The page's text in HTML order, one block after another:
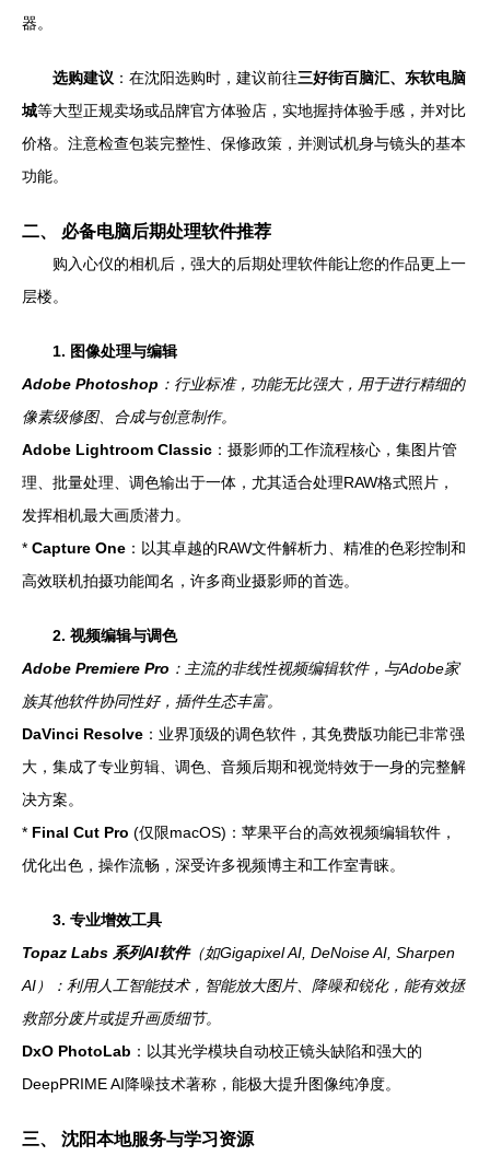
器。
选购建议 ：在沈阳选购时，建议前往三好街百脑汇、东软电脑
城等大型正规卖场或品牌官方体验店，实地握持体验手感，并对比
价格。注意检查包装完整性、保修政策，并测试机身与镜头的基本
功能。
二、 必备电脑后期处理软件推荐
购入心仪的相机后，强大的后期处理软件能让您的作品更上一
层楼。
1. 图像处理与编辑
Adobe Photoshop ：行业标准，功能无比强大，用于进行精细的
像素级修图、合成与创意制作。
Adobe Lightroom Classic ：摄影师的工作流程核心，集图片管
理、批量处理、调色输出于一体，尤其适合处理RAW格式照片，
发挥相机最大画质潜力。
* Capture One ：以其卓越的RAW文件解析力、精准的色彩控制和
高效联机拍摄功能闻名，许多商业摄影师的首选。
2. 视频编辑与调色
Adobe Premiere Pro ：主流的非线性视频编辑软件，与Adobe家
族其他软件协同性好，插件生态丰富。
DaVinci Resolve ：业界顶级的调色软件，其免费版功能已非常强
大，集成了专业剪辑、调色、音频后期和视觉特效于一身的完整解
决方案。
* Final Cut Pro (仅限macOS)：苹果平台的高效视频编辑软件，
优化出色，操作流畅，深受许多视频博主和工作室青睐。
3. 专业增效工具
Topaz Labs 系列AI软件（如Gigapixel AI, DeNoise AI, Sharpen
AI）：利用人工智能技术，智能放大图片、降噪和锐化，能有效拯
救部分废片或提升画质细节。
DxO PhotoLab ：以其光学模块自动校正镜头缺陷和强大的
DeepPRIME AI降噪技术著称，能极大提升图像纯净度。
三、 沈阳本地服务与学习资源